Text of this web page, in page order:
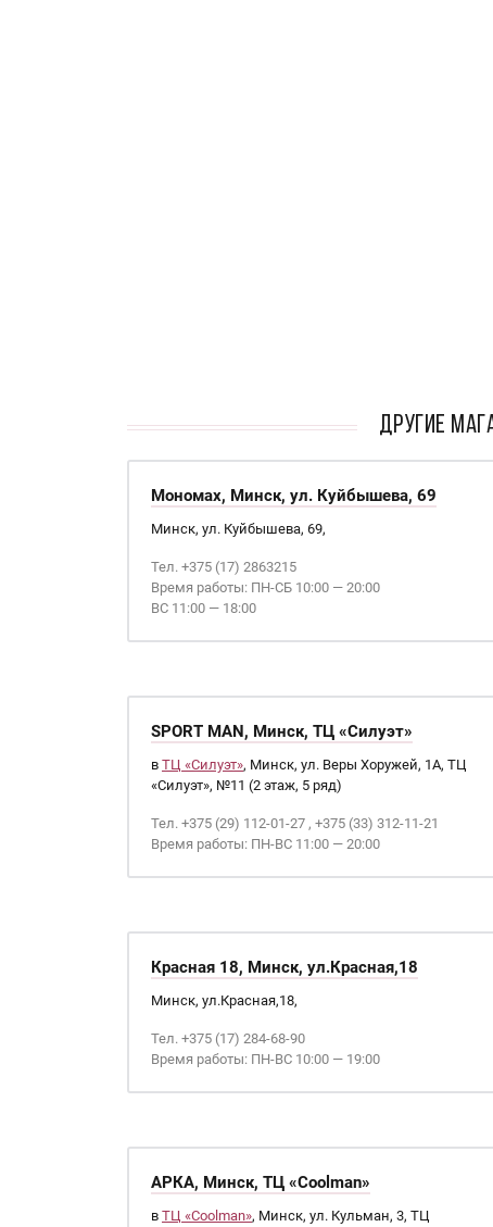
ДРУГИЕ
Мономах, Минск, ул. Куйбышева, 69
Минск, ул. Куйбышева, 69,
Тел. +375 (17) 2863215
Время работы: ПН-СБ 10:00 — 20:00
ВС 11:00 — 18:00
SPORT MAN, Минск, ТЦ «Силуэт»
в ТЦ «Силуэт», Минск, ул. Веры Хоружей, 1А, ТЦ
«Силуэт», №11 (2 этаж, 5 ряд)
Тел. +375 (29) 112-01-27 , +375 (33) 312-11-21
Время работы: ПН-ВС 11:00 — 20:00
Красная 18, Минск, ул.Красная,18
Минск, ул.Красная,18,
Тел. +375 (17) 284-68-90
Время работы: ПН-ВС 10:00 — 19:00
АРКА, Минск, ТЦ «Coolman»
в ТЦ «Coolman», Минск, ул. Кульман, 3, ТЦ